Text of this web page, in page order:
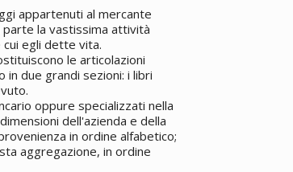
appartenuti al mercante
parte la vastissima attività
cui egli dette vita.
le articolazioni
in due grandi sezioni: i libri
oppure specializzati nella
dell'azienda e della
in ordine alfabetico;
aggregazione, in ordine